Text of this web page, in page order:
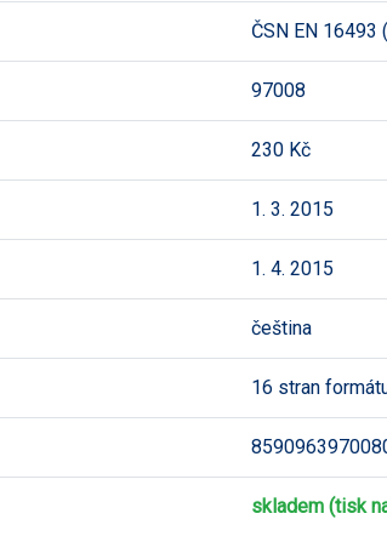
ČSN EN 16493
97008
230 Kč
1. 3. 2015
1. 4. 2015
čeština
16 stran
skladem (tisk